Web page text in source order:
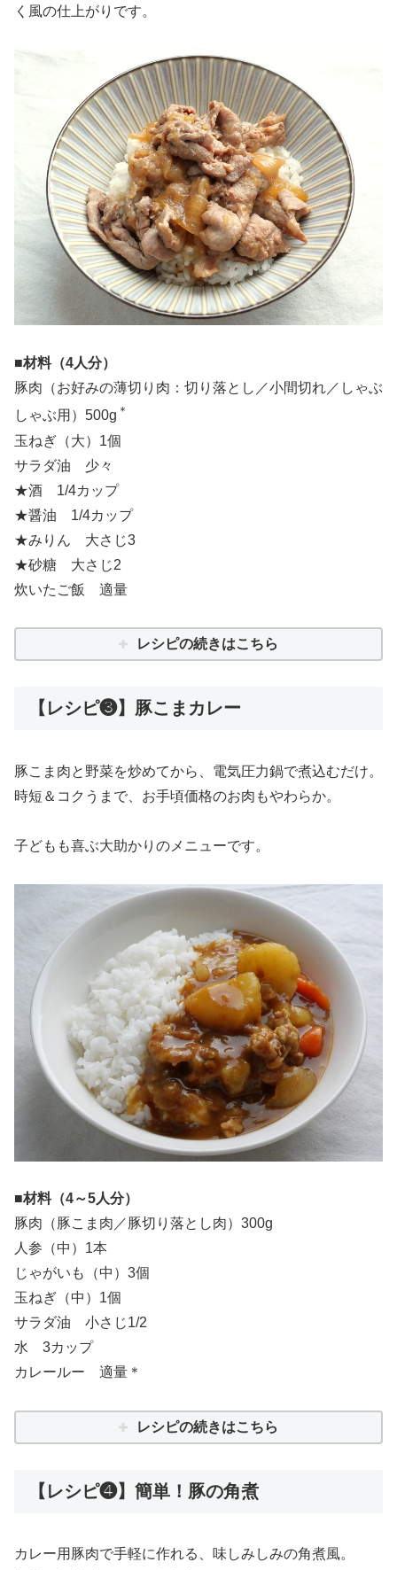
く風の仕上がりです。
■材料（4人分）
豚肉（お好みの薄切り肉：切り落とし／小間切れ／しゃぶ
しゃぶ用）500g ＊
玉ねぎ（大）1個
サラダ油 少々
★酒 1/4カップ
★醤油 1/4カップ
★みりん 大さじ3
★砂糖 大さじ2
炊いたご飯 適量
レシピの続きはこちら
【レシピ❸】豚こまカレー
豚こま肉と野菜を炒めてから、電気圧力鍋で煮込むだけ。
時短＆コクうまで、お手頃価格のお肉もやわらか。
子どもも喜ぶ大助かりのメニューです。
■材料（4～5人分）
豚肉（豚こま肉／豚切り落とし肉）300g
人参（中）1本
じゃがいも（中）3個
玉ねぎ（中）1個
サラダ油 小さじ1/2
水 3カップ
カレールー 適量＊
レシピの続きはこちら
【レシピ❹】簡単！豚の角煮
カレー用豚肉で手軽に作れる、味しみしみの角煮風。